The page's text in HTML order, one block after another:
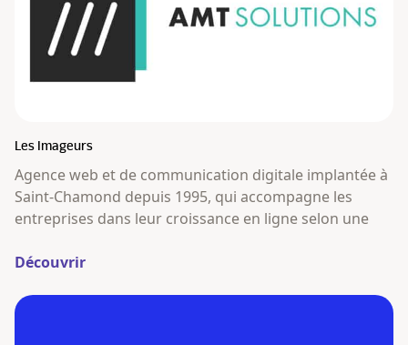
Les Imageurs
Agence web et de communication digitale implantée à
Saint-Chamond depuis 1995, qui accompagne les
entreprises dans leur croissance en ligne selon une
Découvrir